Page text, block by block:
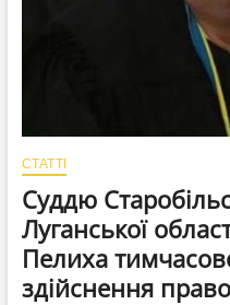
СТАТТІ
Суддю
Луганської
Пелиха
здійснення